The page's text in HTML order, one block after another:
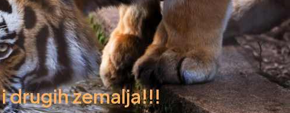
i drugih zemalja!!!